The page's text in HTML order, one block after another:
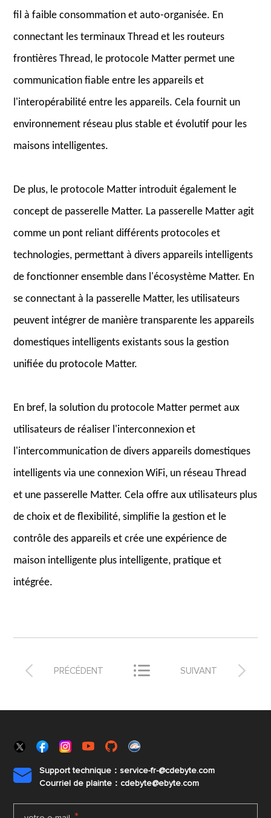
fil à faible consommation et auto-organisée. En
connectant les terminaux Thread et les routeurs
frontières Thread, le protocole Matter permet une
communication fiable entre les appareils et
l'interopérabilité entre les appareils. Cela fournit un
environnement réseau plus stable et évolutif pour les
maisons intelligentes.
De plus, le protocole Matter introduit également le
concept de passerelle Matter. La passerelle Matter agit
comme un pont reliant différents protocoles et
technologies, permettant à divers appareils intelligents
de fonctionner ensemble dans l'écosystème Matter. En
se connectant à la passerelle Matter, les utilisateurs
peuvent intégrer de manière transparente les appareils
domestiques intelligents existants sous la gestion
unifiée du protocole Matter.
En bref, la solution du protocole Matter permet aux
utilisateurs de réaliser l'interconnexion et
l'intercommunication de divers appareils domestiques
intelligents via une connexion WiFi, un réseau Thread
et une passerelle Matter. Cela offre aux utilisateurs plus
de choix et de flexibilité, simplifie la gestion et le
contrôle des appareils et crée une expérience de
maison intelligente plus intelligente, pratique et
intégrée.
 PRÉCÉDENT  
SUIVANT

Support technique：service-fr-@cdebyte.com
Courriel de plainte：cdebyte@ebyte.com